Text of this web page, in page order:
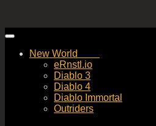
Skip
contentNew World
eRnstl.io
Diablo 3
Diablo 4
Diablo Immortal
Outriders